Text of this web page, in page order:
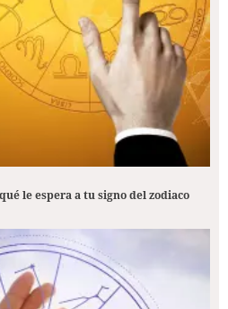
le espera a tu signo del zodiaco